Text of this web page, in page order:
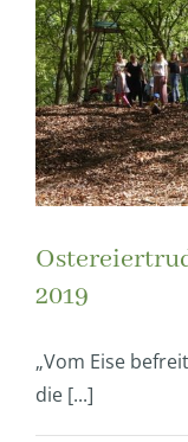
2019
„Vom Eise
die [...]